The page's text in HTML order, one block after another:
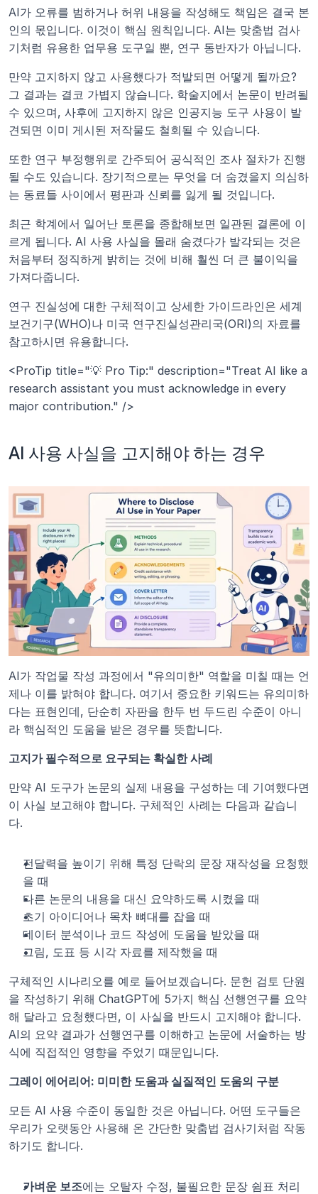
AI가 오류를 범하거나 허위 내용을 작성해도 책임은 결국 본
인의 몫입니다. 이것이 핵심 원칙입니다. AI는 맞춤법 검사
기처럼 유용한 업무용 도구일 뿐, 연구 동반자가 아닙니다.
만약 고지하지 않고 사용했다가 적발되면 어떻게 될까요?
그 결과는 결코 가볍지 않습니다. 학술지에서 논문이 반려될
수 있으며, 사후에 고지하지 않은 인공지능 도구 사용이 발
견되면 이미 게시된 저작물도 철회될 수 있습니다.
또한 연구 부정행위로 간주되어 공식적인 조사 절차가 진행
될 수도 있습니다. 장기적으로는 무엇을 더 숨겼을지 의심하
는 동료들 사이에서 평판과 신뢰를 잃게 될 것입니다.
최근 학계에서 일어난 토론을 종합해보면 일관된 결론에 이
르게 됩니다. AI 사용 사실을 몰래 숨겼다가 발각되는 것은
처음부터 정직하게 밝히는 것에 비해 훨씬 더 큰 불이익을
가져다줍니다.
연구 진실성에 대한 구체적이고 상세한 가이드라인은 세계
보건기구(WHO)나 미국 연구진실성관리국(ORI)의 자료를
참고하시면 유용합니다.
<ProTip title="💡 Pro Tip:" description="Treat AI like a
research assistant you must acknowledge in every
major contribution." />
AI 사용 사실을 고지해야 하는 경우
AI가 작업물 작성 과정에서 "유의미한" 역할을 미칠 때는 언
제나 이를 밝혀야 합니다. 여기서 중요한 키워드는 유의미하
다는 표현인데, 단순히 자판을 한두 번 두드린 수준이 아니
라 핵심적인 도움을 받은 경우를 뜻합니다.
고지가 필수적으로 요구되는 확실한 사례
만약 AI 도구가 논문의 실제 내용을 구성하는 데 기여했다면
이 사실 보고해야 합니다. 구체적인 사례는 다음과 같습니
다.
전달력을 높이기 위해 특정 단락의 문장 재작성을 요청했
을 때
다른 논문의 내용을 대신 요약하도록 시켰을 때
초기 아이디어나 목차 뼈대를 잡을 때
데이터 분석이나 코드 작성에 도움을 받았을 때
그림, 도표 등 시각 자료를 제작했을 때
구체적인 시나리오를 예로 들어보겠습니다. 문헌 검토 단원
을 작성하기 위해 ChatGPT에 5가지 핵심 선행연구를 요약
해 달라고 요청했다면, 이 사실을 반드시 고지해야 합니다.
AI의 요약 결과가 선행연구를 이해하고 논문에 서술하는 방
식에 직접적인 영향을 주었기 때문입니다.
그레이 에어리어: 미미한 도움과 실질적인 도움의 구분
모든 AI 사용 수준이 동일한 것은 아닙니다. 어떤 도구들은
우리가 오랫동안 사용해 온 간단한 맞춤법 검사기처럼 작동
하기도 합니다.
가벼운 보조에는 오탈자 수정, 불필요한 문장 쉼표 처리